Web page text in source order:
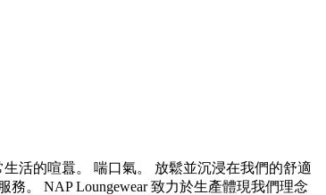
活的喧囂。 喘口氣。 放鬆並沉浸在我們的舒適
。 NAP Loungewear 致力於生產體現我們理念